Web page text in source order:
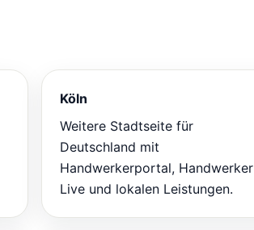
Köln
Weitere Stadtseite für
Deutschland mit
Handwerkerportal, Handwerker
Live und lokalen Leistungen.